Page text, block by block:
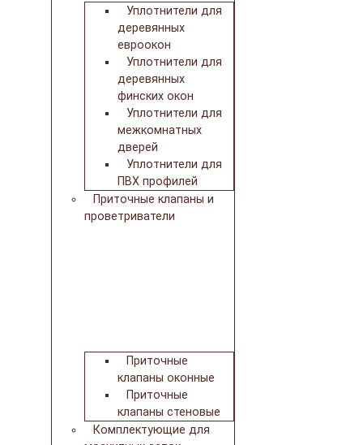
Уплотнители для
деревянных
евроокон
Уплотнители для
деревянных
финских окон
Уплотнители для
межкомнатных
дверей
Уплотнители для
ПВХ профилей
Приточные клапаны и
проветриватели
Приточные
клапаны оконные
Приточные
клапаны стеновые
Комплектующие для